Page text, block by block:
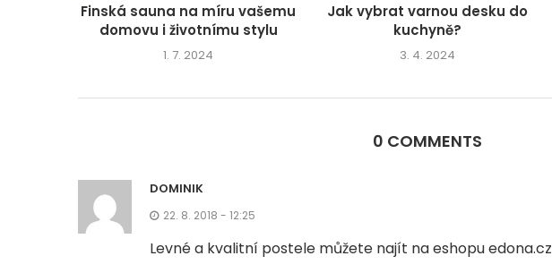
Finská sauna na míru vašemu
domovu i životnímu stylu
1. 7. 2024
Jak vybrat varnou desku do
kuchyně?
3. 4. 2024
0 COMMENTS
DOMINIK
22. 8. 2018 - 12:25
Levné a kvalitní postele můžete najít na eshopu edona.cz